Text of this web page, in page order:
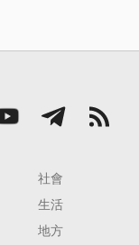
社會
生活
地方